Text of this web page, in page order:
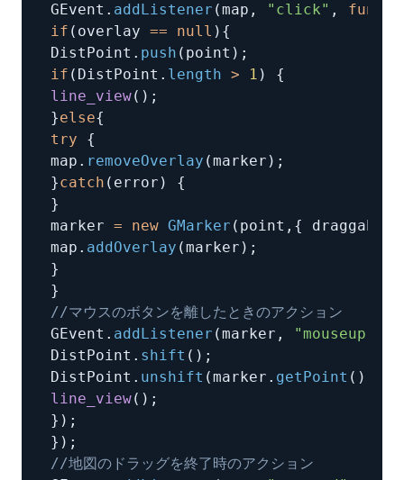
GEvent . addListener (map , "click" ,
if ( overlay == null ) {
DistPoint . push ( point ) ;
if ( DistPoint . length > 1 )
{
line_view( ) ;
}else{
try
{
map . removeOverlay (marker ) ;
}catch ( error )
{
}
marker = new GMarker ( point , { draggable
map . addOverlay (marker ) ;
}
}
//マウスのボタンを離したときのアクション
GEvent . addListener (marker , "mouseup"
DistPoint . shift ( ) ;
DistPoint . unshift (marker . getPoint ( )
line_view( ) ;
} ) ;
} ) ;
//地図のドラッグを終了時のアクション